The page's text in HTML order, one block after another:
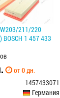
211/220
1 457 433
от 0 дн.
1457433071
Германия